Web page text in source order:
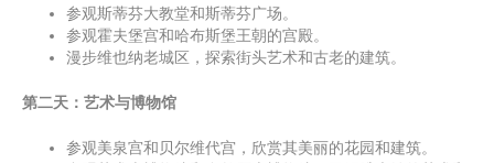
参观斯蒂芬大教堂和斯蒂芬广场。
参观霍夫堡宫和哈布斯堡王朝的宫殿。
漫步维也纳老城区，探索街头艺术和古老的建筑。
第二天：艺术与博物馆
参观美泉宫和贝尔维代宫，欣赏其美丽的花园和建筑。